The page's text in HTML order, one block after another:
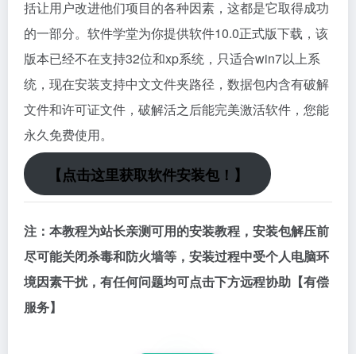
括让用户改进他们项目的各种因素，这都是它取得成功
的一部分。软件学堂为你提供软件10.0正式版下载，该
版本已经不在支持32位和xp系统，只适合win7以上系
统，现在安装支持中文文件夹路径，数据包内含有破解
文件和许可证文件，破解活之后能完美激活软件，您能
永久免费使用。
【点击这里获取软件安装包！】
注：本教程为站长亲测可用的安装教程，安装包解压前
尽可能关闭杀毒和防火墙等，安装过程中受个人电脑环
境因素干扰，有任何问题均可点击下方远程协助【有偿
服务】